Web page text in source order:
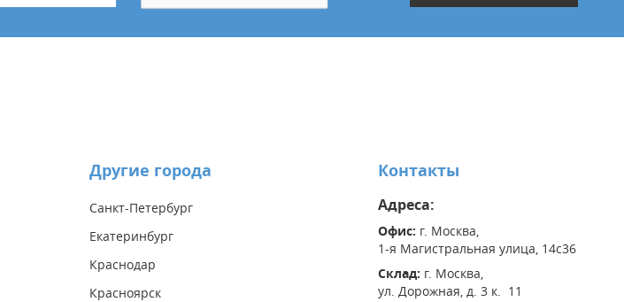
Другие города
Санкт-Петербург
Екатеринбург
Краснодар
Красноярск
Контакты
Адреса:
Офис: г. Москва,
1-я Магистральная улица, 14с36
Склад: г. Москва,
ул. Дорожная, д. 3 к. 11